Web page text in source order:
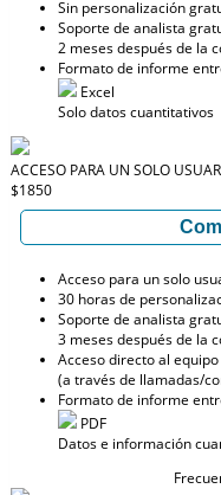
Sin personalización
Soporte de analista
2 meses después de la
Formato de informe
Excel
Solo datos cuantitativos
ACCESO PARA UN SOLO
$1850
Acceso para un solo
30 horas de
Soporte de analista
3 meses después de la
Acceso directo al
(a través de llamadas/
Formato de informe
PDF
Datos e información